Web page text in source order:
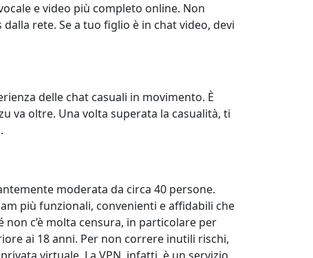
e video più completo online. Non
rete. Se a tuo figlio è in chat video, devi
delle chat casuali in movimento. È
va oltre. Una volta superata la casualità, ti
moderata da circa 40 persone.
più funzionali, convenienti e affidabili che
c’è molta censura, in particolare per
ai 18 anni. Per non correre inutili rischi,